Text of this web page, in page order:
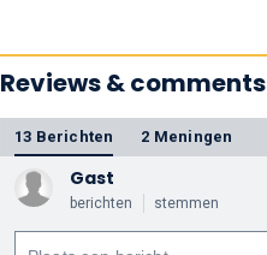
Reviews & comments
13 Berichten 2 Meningen
Gast
berichten stemmen